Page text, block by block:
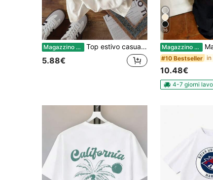
Magazzino EU Top estivo casual da donna con stampa su entrambi i lati, stile vintage, stampa della Madonna di Guadalupe Regina delle,-shirt a maniche corte con scollo rotondo, outfit estivo da uomo.
5.88€
16
Magazzino EU Manfinity
#10 Bestseller
10.48€
4-7 giorni